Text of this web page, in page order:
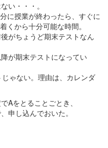
い・・・。
に授業が終わったら、すぐに
くから十分可能な時間。
がちょうど期末テストなん
が期末テストになってい
ゃない。理由は、カレンダ
Aをとることごとき、
申し込んでおいた。